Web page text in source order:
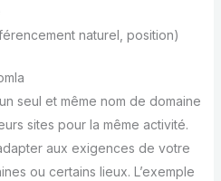
naturel, position)
seul et même nom de domaine
sites pour la même activité.
aux exigences de votre
ou certains lieux. L’exemple